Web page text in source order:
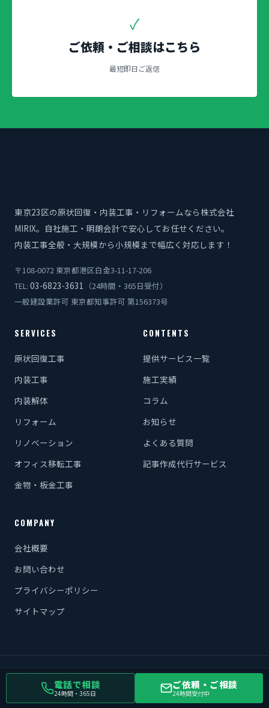
✓
ご依頼・ご相談はこちら
最短即日ご返信
東京23区の原状回復・内装工事・リフォームなら株式会社
MIRIX。自社施工・明朗会計で安心してお任せください。
内装工事全般・大規模から小規模まで幅広く対応します！
〒108-0072 東京都港区白金3-11-17-206
TEL: 03-6823-3631 （24時間・365日受付）
一般建設業許可 東京都知事許可 第156373号
SERVICES
原状回復工事
内装工事
内装解体
リフォーム
リノベーション
オフィス移転工事
金物・板金工事
CONTENTS
提供サービス一覧
施工実績
コラム
お知らせ
よくある質問
記事作成代行サービス
COMPANY
会社概要
お問い合わせ
プライバシーポリシー
サイトマップ
© 2022 株式会社MIRIX/ミリックス（原状回復・内装工事のプロ）.
電話で相談
24時間・365日
ご依頼・ご相談
24時間受付中